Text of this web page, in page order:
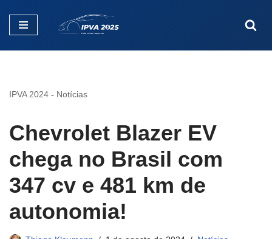
Pular
IPVA 2024 - Notícias
Chevrolet Blazer EV
chega no Brasil com
347 cv e 481 km de
autonomia!